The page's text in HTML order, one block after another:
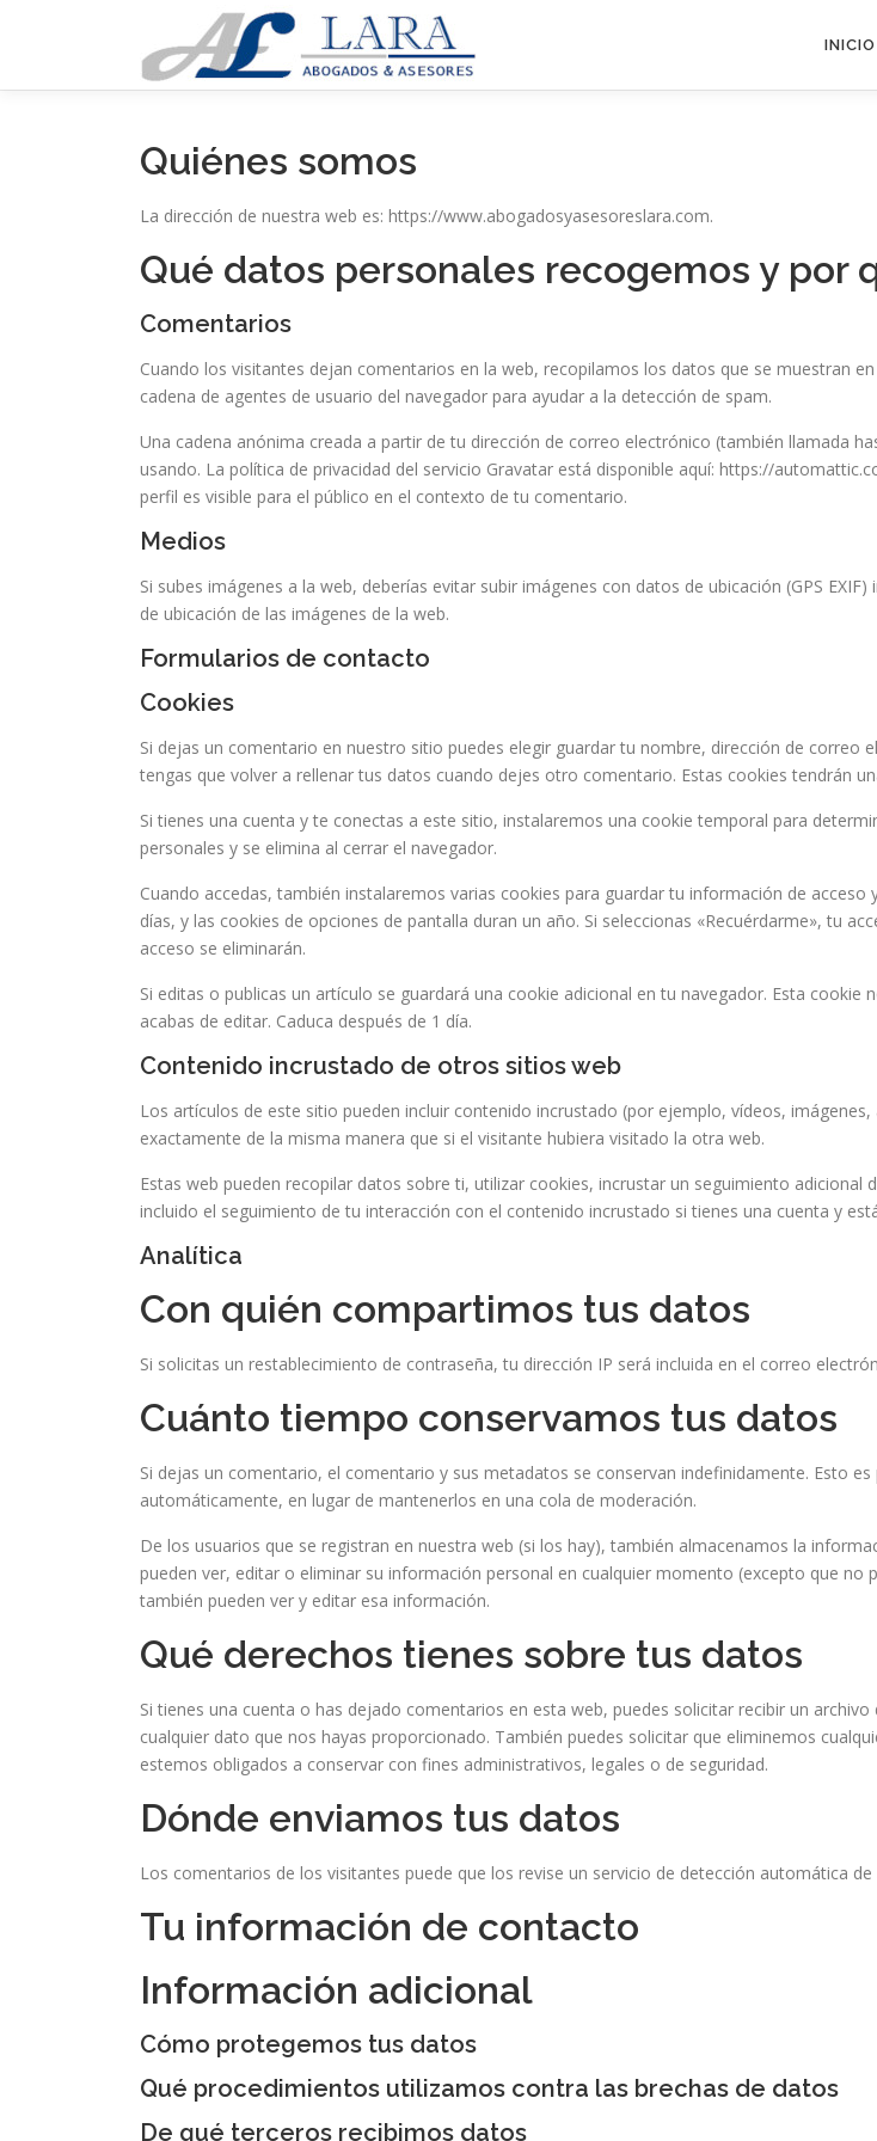
INICIO
Quiénes somos
La dirección de nuestra web es: https://www.abogadosyasesoreslara.com.
Qué datos personales recogemos y por
Comentarios
Cuando los visitantes dejan comentarios en la web, recopilamos los datos que se muestran
cadena de agentes de usuario del navegador para ayudar a la detección de spam.
Una cadena anónima creada a partir de tu dirección de correo electrónico (también llamada
usando. La política de privacidad del servicio Gravatar está disponible aquí: https://
perfil es visible para el público en el contexto de tu comentario.
Medios
Si subes imágenes a la web, deberías evitar subir imágenes con datos de ubicación (GPS
de ubicación de las imágenes de la web.
Formularios de contacto
Cookies
Si dejas un comentario en nuestro sitio puedes elegir guardar tu nombre, dirección de correo
tengas que volver a rellenar tus datos cuando dejes otro comentario. Estas cookies tendrán
Si tienes una cuenta y te conectas a este sitio, instalaremos una cookie temporal para
personales y se elimina al cerrar el navegador.
Cuando accedas, también instalaremos varias cookies para guardar tu información de
días, y las cookies de opciones de pantalla duran un año. Si seleccionas «Recuérdarme», tu
acceso se eliminarán.
Si editas o publicas un artículo se guardará una cookie adicional en tu navegador. Esta
acabas de editar. Caduca después de 1 día.
Contenido incrustado de otros sitios web
Los artículos de este sitio pueden incluir contenido incrustado (por ejemplo, vídeos,
exactamente de la misma manera que si el visitante hubiera visitado la otra web.
Estas web pueden recopilar datos sobre ti, utilizar cookies, incrustar un seguimiento
incluido el seguimiento de tu interacción con el contenido incrustado si tienes una cuenta y
Analítica
Con quién compartimos tus datos
Si solicitas un restablecimiento de contraseña, tu dirección IP será incluida en el correo
Cuánto tiempo conservamos tus datos
Si dejas un comentario, el comentario y sus metadatos se conservan indefinidamente. Esto
automáticamente, en lugar de mantenerlos en una cola de moderación.
De los usuarios que se registran en nuestra web (si los hay), también almacenamos la
pueden ver, editar o eliminar su información personal en cualquier momento (excepto que
también pueden ver y editar esa información.
Qué derechos tienes sobre tus datos
Si tienes una cuenta o has dejado comentarios en esta web, puedes solicitar recibir un
cualquier dato que nos hayas proporcionado. También puedes solicitar que eliminemos
estemos obligados a conservar con fines administrativos, legales o de seguridad.
Dónde enviamos tus datos
Los comentarios de los visitantes puede que los revise un servicio de detección automática de
Tu información de contacto
Información adicional
Cómo protegemos tus datos
Qué procedimientos utilizamos contra las brechas de datos
De qué terceros recibimos datos